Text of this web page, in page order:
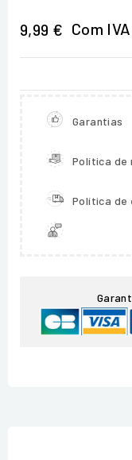
9,99 € Com IVA
Garantias
Política de
Política de